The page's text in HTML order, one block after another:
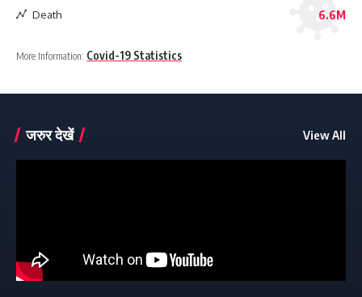
Death 6.6M
More Information: Covid-19 Statistics
जरुर देखें View All